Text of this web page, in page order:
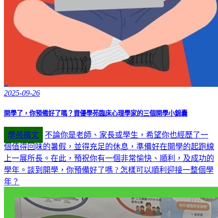
2025-09-26
開學了，你預備好了嗎？資優學苑臨床心理學家的三個開學小錦囊
學苑撰文
不論你是老師、家長或學生，希望你也經歷了一
個值得回味的暑假，並得充足的休息，準備好在開學的起跑線
上一展所長。在此，預祝你有一個非常愉快、順利，及成功的
學年。談到開學，你預備好了嗎 ? 怎樣可以順利迎接一整個學
年？